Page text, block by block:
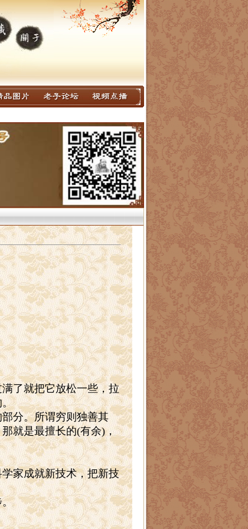
了就把它放松一些，拉
分。所谓穷则独善其
就是最擅长的(有余)，
家成就新技术，把新技